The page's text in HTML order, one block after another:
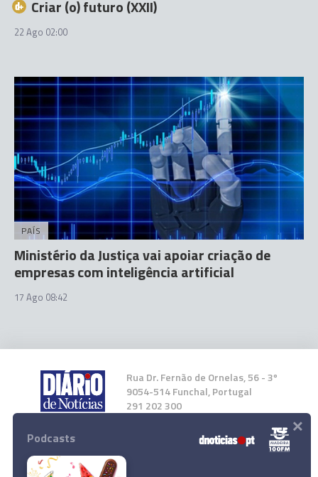
Criar (o) futuro (XXII)
22 Ago 02:00
PAÍS
Ministério da Justiça vai apoiar criação de
empresas com inteligência artificial
17 Ago 08:42
Rua Dr. Fernão de Ornelas, 56 - 3º
9054-514 Funchal, Portugal
291 202 300
Instale a nossa App
Podcasts ×